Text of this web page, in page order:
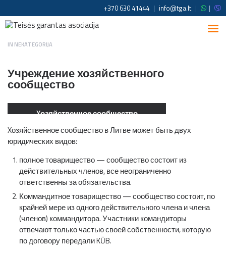
+370 630 41444 | info@tga.lt | |
IN NEKATEGORIJA
Учреждение хозяйственного
сообщество
Xозяйственное сообщество
Xозяйственное сообщество в Литве может быть двух
юридических видов:
полное товарищество — сообщество состоит из
действительных членов, все неограниченно
ответственны за обязательства.
Коммандитное товарищество — сообщество состоит, по
крайней мере из одного действительного члена и члена
(членов) коммaндитора. Участники командиторы
отвечают только частью своей собственности, которую
по договору передали KŪB.